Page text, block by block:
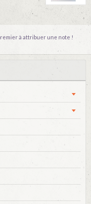
à attribuer une note !